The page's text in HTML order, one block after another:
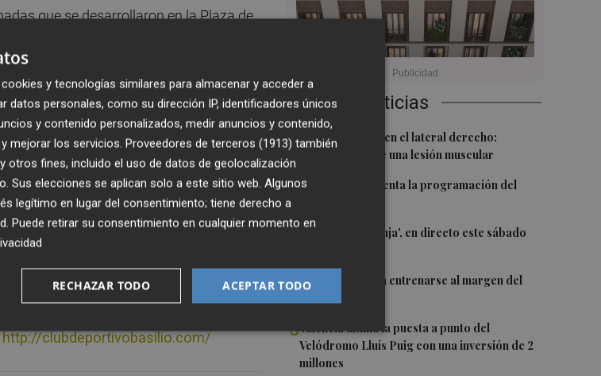
Últimas Noticias
1Más problemas en el lateral derecho:
Monferrer sufre una lesión muscular
2El Valencia presenta la programación del
3 El 'Trofeu Taronja', en directo este sábado
4Almeida vuelve a entrenarse al margen del
5València ultima la puesta a punto del
Velódromo Lluís Puig con una inversión de 2
millones
que se desarrollaron en la Plaza de
Esta edición ha contado con más
respecto a la edición anterior,
a nivel nacional en esta disciplina.
y contará con la participación de 80
disputadas. La final se disputará a
de los premios, regalos y recuerdos
http://clubdeportivobasilio.com/
y tecnologías similares para almacenar y acceder a
datos personales, como su dirección IP, identificadores únicos
y contenido personalizados, medir anuncios y contenido,
mejorar los servicios. Proveedores de terceros (1913) también
otros fines, incluido el uso de datos de geolocalización
Sus elecciones se aplican solo a este sitio web. Algunos
legítimo en lugar del consentimiento; tiene derecho a
. Puede retirar su consentimiento en cualquier momento en
ACEPTAR TODO
RECHAZAR TODO